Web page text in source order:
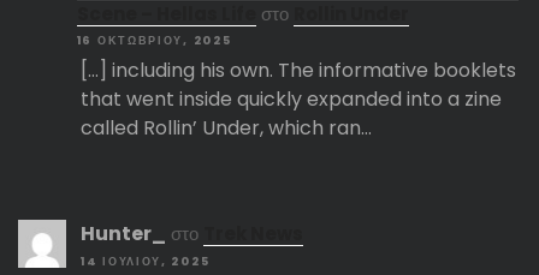
στο
16 ΟΚΤΩΒΡΊΟΥ, 2025
[…] including his own. The informative booklets
that went inside quickly expanded into a zine
called Rollin’ Under, which ran…
Hunter_ στο
14 ΙΟΥΛΊΟΥ, 2025